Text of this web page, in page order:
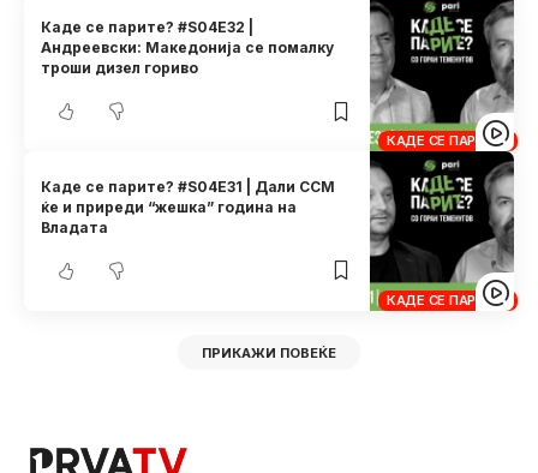
КАДЕ СЕ ПАРИТЕ?
Каде се парите? #S04E32 |
Андреевски: Македонија се помалку
троши дизел гориво
КАДЕ СЕ ПАРИТЕ?
Каде се парите? #S04E31 | Дали ССМ
ќе и приреди “жешка” година на
Владата
ПРИКАЖИ ПОВЕЌЕ